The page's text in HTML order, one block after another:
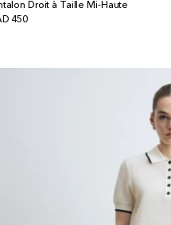
Droit à Taille Mi-Haute
450